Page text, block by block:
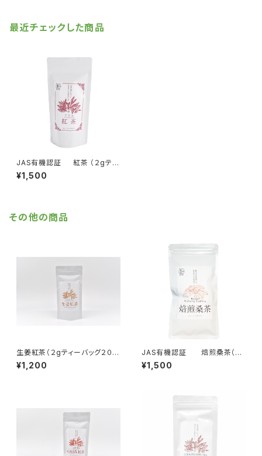
最近チェックした商品
JAS有機認証 紅茶 （２gティ
ーバッグ 20袋）
¥1,500
その他の商品
生姜紅茶（２gティーバッグ２０
袋）
¥1,200
JAS有機認証 焙煎桑茶（２
gティーバッグ 20袋）
¥1,500